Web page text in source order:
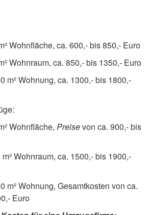
Wohnfläche, ca. 600,- bis 850,- Euro
Wohnraum, ca. 850,- bis 1350,- Euro
m² Wohnung, ca. 1300,- bis 1800,-
Wohnfläche, Preisevon ca. 900,- bis
Wohnraum, ca. 1500,- bis 1900,-
m² Wohnung, Gesamtkosten von ca.
Euro